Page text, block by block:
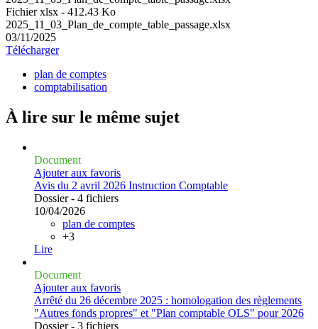
Fichier xlsx - 412.43 Ko
2025_11_03_Plan_de_compte_table_passage.xlsx
03/11/2025
Télécharger
plan de comptes
comptabilisation
À lire sur le même sujet
Document
Ajouter aux favoris
Avis du 2 avril 2026 Instruction Comptable
Dossier - 4 fichiers
10/04/2026
plan de comptes
+3
Lire
Document
Ajouter aux favoris
Arrêté du 26 décembre 2025 : homologation des règlements
"Autres fonds propres" et "Plan comptable OLS" pour 2026
Dossier - 3 fichiers